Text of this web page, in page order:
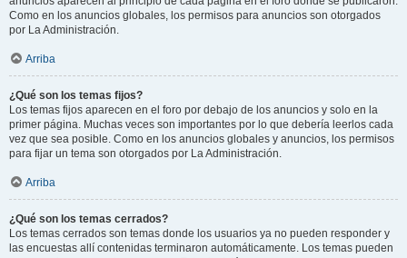
Como en los anuncios globales, los permisos para anuncios son otorgados
por La Administración.
Arriba
¿Qué son los temas fijos?
Los temas fijos aparecen en el foro por debajo de los anuncios y solo en la
primer página. Muchas veces son importantes por lo que debería leerlos cada
vez que sea posible. Como en los anuncios globales y anuncios, los permisos
para fijar un tema son otorgados por La Administración.
Arriba
¿Qué son los temas cerrados?
Los temas cerrados son temas donde los usuarios ya no pueden responder y
las encuestas allí contenidas terminaron automáticamente. Los temas pueden